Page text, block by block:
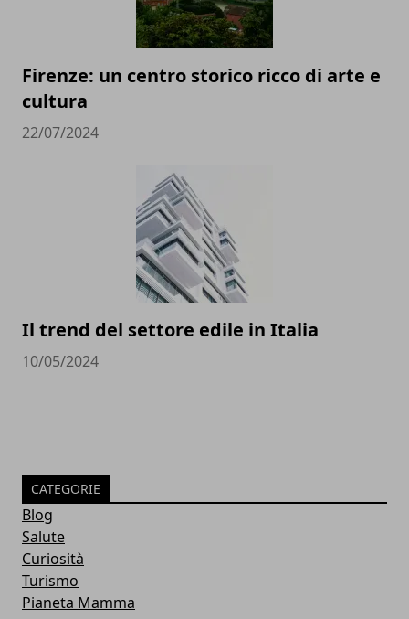
Firenze: un centro storico ricco di arte e
cultura
22/07/2024
Il trend del settore edile in Italia
10/05/2024
CATEGORIE
Blog
Salute
Curiosità
Turismo
Pianeta Mamma